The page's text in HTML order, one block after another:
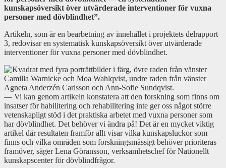
kunskapsöversikt över utvärderade interventioner för vuxna
personer med dövblindhet”.
Artikeln, som är en bearbetning av innehållet i projektets delrapport
3, redovisar en systematisk kunskapsöversikt över utvärderade
interventioner för vuxna personer med dövblindhet.
— Vi kan genom artikeln konstatera att den forskning som finns om
insatser för habilitering och rehabilitering inte ger oss något större
vetenskapligt stöd i det praktiska arbetet med vuxna personer som
har dövblindhet. Det behöver vi ändra på! Det är en mycket viktig
artikel där resultaten framför allt visar vilka kunskapsluckor som
finns och vilka områden som forskningsmässigt behöver prioriteras
framöver, säger Lena Göransson, verksamhetschef för Nationellt
kunskapscenter för dövblindfrågor.